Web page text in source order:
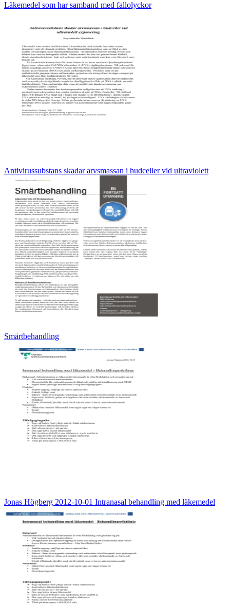
Läkemedel som har samband med fallolyckor
Antivirussubstans skadar arvsmassan i hudceller vid ultraviolett
Smärtbehandling
Jonas Högberg 2012-10-01 Intranasal behandling med läkemedel